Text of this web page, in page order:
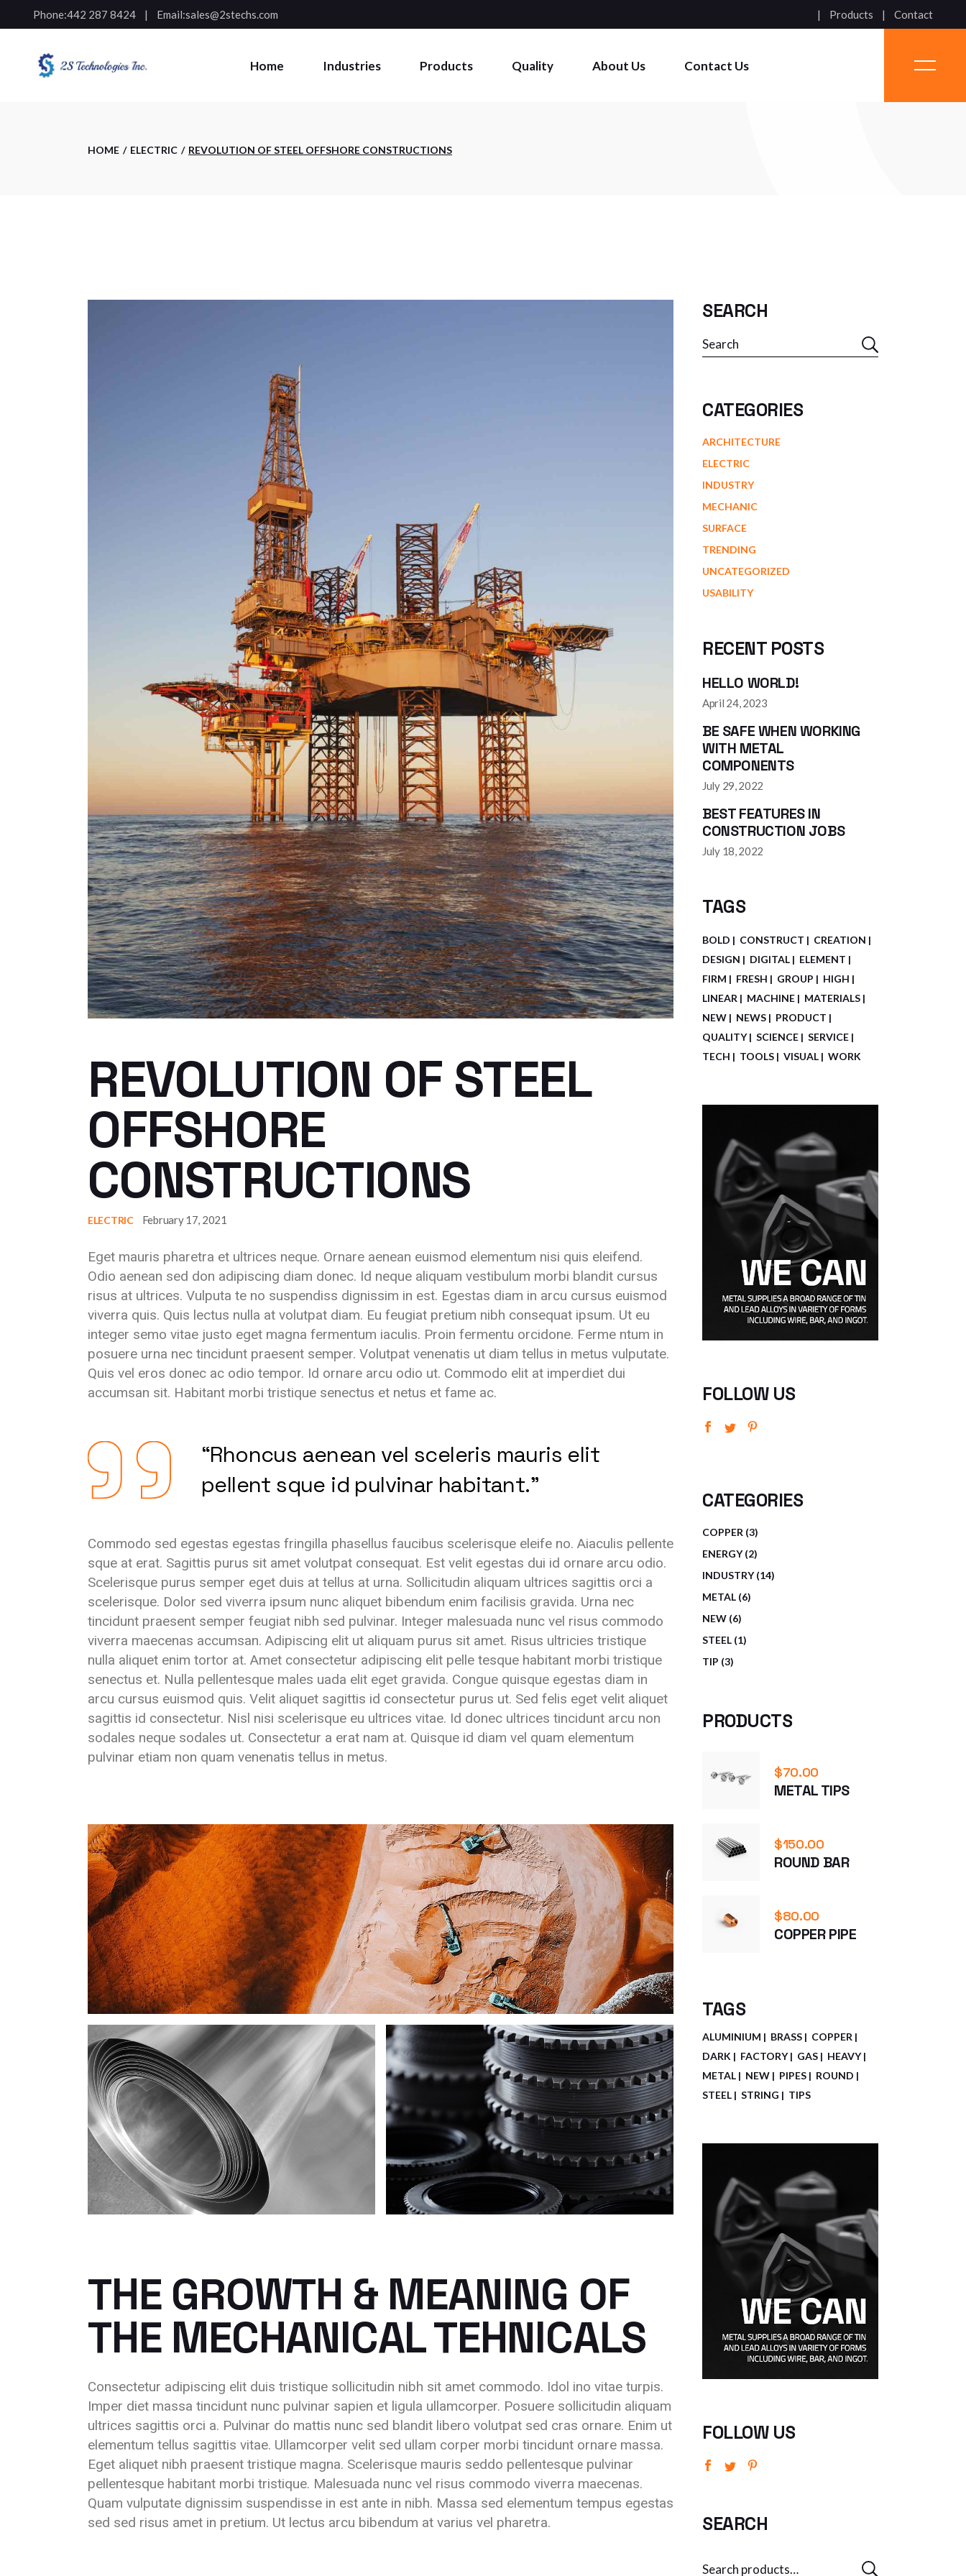
Phone:442 287 8424 Email:sales@2stechs.com Products Contact
Home Industries Products Quality About Us Contact Us
Military
HOME ELECTRIC REVOLUTION OF STEEL OFFSHORE CONSTRUCTIONS
REVOLUTION OF STEEL
OFFSHORE
CONSTRUCTIONS
ELECTRIC February 17, 2021
Eget mauris pharetra et ultrices neque. Ornare aenean euismod elementum nisi quis eleifend.
Odio aenean sed don adipiscing diam donec. Id neque aliquam vestibulum morbi blandit cursus
risus at ultrices. Vulputa te no suspendiss dignissim in est. Egestas diam in arcu cursus euismod
viverra quis. Quis lectus nulla at volutpat diam. Eu feugiat pretium nibh consequat ipsum. Ut eu
integer semo vitae justo eget magna fermentum iaculis. Proin fermentu orcidone. Ferme ntum in
posuere urna nec tincidunt praesent semper. Volutpat venenatis ut diam tellus in metus vulputate.
Quis vel eros donec ac odio tempor. Id ornare arcu odio ut. Commodo elit at imperdiet dui
accumsan sit. Habitant morbi tristique senectus et netus et fame ac.
“Rhoncus aenean vel sceleris mauris elit
pellent sque id pulvinar habitant.”
Commodo sed egestas egestas fringilla phasellus faucibus scelerisque eleife no. Aiaculis pellente
sque at erat. Sagittis purus sit amet volutpat consequat. Est velit egestas dui id ornare arcu odio.
Scelerisque purus semper eget duis at tellus at urna. Sollicitudin aliquam ultrices sagittis orci a
scelerisque. Dolor sed viverra ipsum nunc aliquet bibendum enim facilisis gravida. Urna nec
tincidunt praesent semper feugiat nibh sed pulvinar. Integer malesuada nunc vel risus commodo
viverra maecenas accumsan. Adipiscing elit ut aliquam purus sit amet. Risus ultricies tristique
nulla aliquet enim tortor at. Amet consectetur adipiscing elit pelle tesque habitant morbi tristique
senectus et. Nulla pellentesque males uada elit eget gravida. Congue quisque egestas diam in
arcu cursus euismod quis. Velit aliquet sagittis id consectetur purus ut. Sed felis eget velit aliquet
sagittis id consectetur. Nisl nisi scelerisque eu ultrices vitae. Id donec ultrices tincidunt arcu non
sodales neque sodales ut. Consectetur a erat nam at. Quisque id diam vel quam elementum
pulvinar etiam non quam venenatis tellus in metus.
THE GROWTH & MEANING OF
THE MECHANICAL TEHNICALS
Consectetur adipiscing elit duis tristique sollicitudin nibh sit amet commodo. Idol ino vitae turpis.
Imper diet massa tincidunt nunc pulvinar sapien et ligula ullamcorper. Posuere sollicitudin aliquam
ultrices sagittis orci a. Pulvinar do mattis nunc sed blandit libero volutpat sed cras ornare. Enim ut
elementum tellus sagittis vitae. Ullamcorper velit sed ullam corper morbi tincidunt ornare massa.
Eget aliquet nibh praesent tristique magna. Scelerisque mauris seddo pellentesque pulvinar
pellentesque habitant morbi tristique. Malesuada nunc vel risus commodo viverra maecenas.
Quam vulputate dignissim suspendisse in est ante in nibh. Massa sed elementum tempus egestas
sed sed risus amet in pretium. Ut lectus arcu bibendum at varius vel pharetra.
SEARCH
CATEGORIES
ARCHITECTURE
ELECTRIC
INDUSTRY
MECHANIC
SURFACE
TRENDING
UNCATEGORIZED
USABILITY
RECENT POSTS
HELLO WORLD!
April 24, 2023
BE SAFE WHEN WORKING
WITH METAL
COMPONENTS
July 29, 2022
BEST FEATURES IN
CONSTRUCTION JOBS
July 18, 2022
TAGS
BOLD CONSTRUCT
CREATION
DESIGN
DIGITAL
ELEMENT
FIRM
FRESH GROUP
HIGH
LINEAR
MACHINE
MATERIALS
NEW
NEWS
PRODUCT
QUALITY
SCIENCE
SERVICE
TECH
TOOLS VISUAL WORK
FOLLOW US
CATEGORIES
COPPER 3
ENERGY 2
INDUSTRY 14
METAL 6
NEW 6
STEEL 1
TIP 3
PRODUCTS
METAL TIPS
$70.00
ROUND BAR
$150.00
COPPER PIPE
$80.00
TAGS
ALUMINIUM BRASS
COPPER
DARK
FACTORY GAS
HEAVY
METAL
NEW PIPES
ROUND
STEEL
STRING TIPS
FOLLOW US
SEARCH